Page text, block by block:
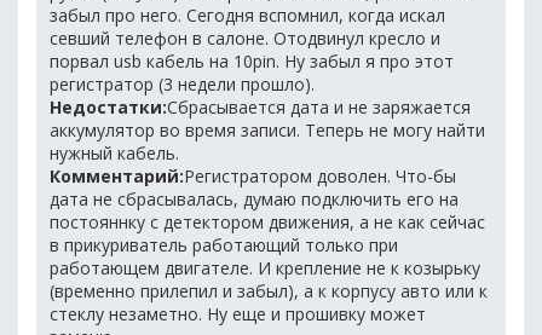
забыл про него. Сегодня вспомнил, когда искал
севший телефон в салоне. Отодвинул кресло и
порвал usb кабель на 10pin. Ну забыл я про этот
регистратор (3 недели прошло).
Недостатки:Сбрасывается дата и не заряжается
аккумулятор во время записи. Теперь не могу найти
нужный кабель.
Комментарий:Регистратором доволен. Что-бы
дата не сбрасывалась, думаю подключить его на
постояннку с детектором движения, а не как сейчас
в прикуриватель работающий только при
работающем двигателе. И крепление не к козырьку
(временно прилепил и забыл), а к корпусу авто или к
стеклу незаметно. Ну еще и прошивку может